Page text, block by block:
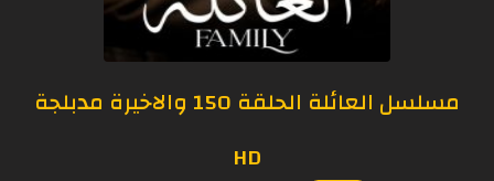
مسلسل العائلة الحلقة 150 والاخيرة مدبلجة
HD